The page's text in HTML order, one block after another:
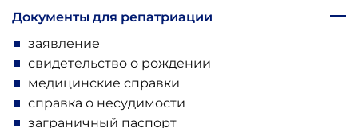
Документы для репатриации
заявление
свидетельство о рождении
медицинские справки
справка о несудимости
заграничный паспорт